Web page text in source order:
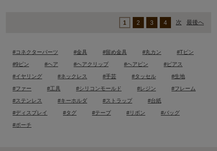
1 2 3 4 次 最後へ
#コネクターパーツ #金具 #留め金具 #丸カン #Tピン
#9ピン #ヘア #ヘアクリップ #ヘアピン #ピアス
#イヤリング #ネックレス #手芸 #タッセル #生地
#ファー #工具 #シリコンモールド #レジン #フレーム
#ステンレス #キーホルダ #ストラップ #台紙
#ディスプレイ #タグ #テープ #リボン #バッグ
#ポーチ